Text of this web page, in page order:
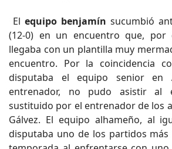
El equipo benjamín sucumbió
(12-0) en un encuentro que, por
llegaba con un plantilla muy
encuentro. Por la coincidencia
disputaba el equipo senior en
entrenador, no pudo asistir al
sustituido por el entrenador de los
Gálvez. El equipo alhameño, al
disputaba uno de los partidos más